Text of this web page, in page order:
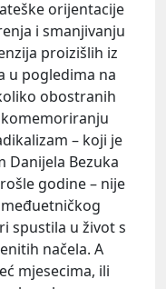
orijentacije
i smanjivanju
proizišlih iz
u pogledima na
obostranih
– koji je
Danijela Bezuka
godine – nije
spustila u život s
načela. A
mjesecima, ili